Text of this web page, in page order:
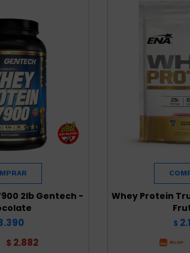
2lb Gentech -
$ 2.882
Whey Protein
$